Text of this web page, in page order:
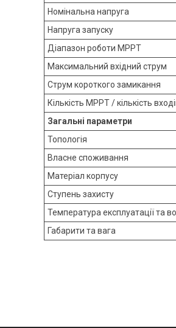
Номінальна напруга
Напруга запуску
Діапазон роботи MPPT
Максимальний вхідний струм
Струм короткого замикання
Кількість MPPT / кількість
Загальні параметри
Топологія
Власне споживання
Матеріал корпусу
Ступень захисту
Температура експлуатації та
Габарити та вага